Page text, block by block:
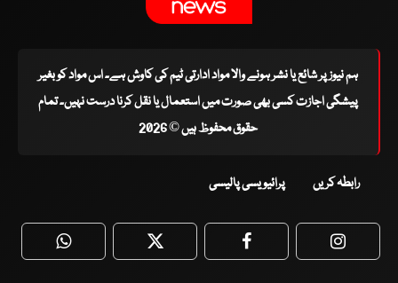
ہم نیوز پر شائع یا نشر ہونے والا مواد ادارتی ٹیم کی کاوش ہے۔ اس مواد کو بغیر
پیشگی اجازت کسی بھی صورت میں استعمال یا نقل کرنا درست نہیں۔ تمام
حقوق محفوظ ہیں © 2026
رابطہ کریں پرائیویسی پالیسی
WhatsApp Twitter Facebook